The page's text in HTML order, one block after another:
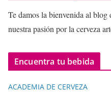
Te damos la bienvenida al
nuestra pasión por la cerveza
Encuentra tu bebida
ACADEMIA DE CERVEZA